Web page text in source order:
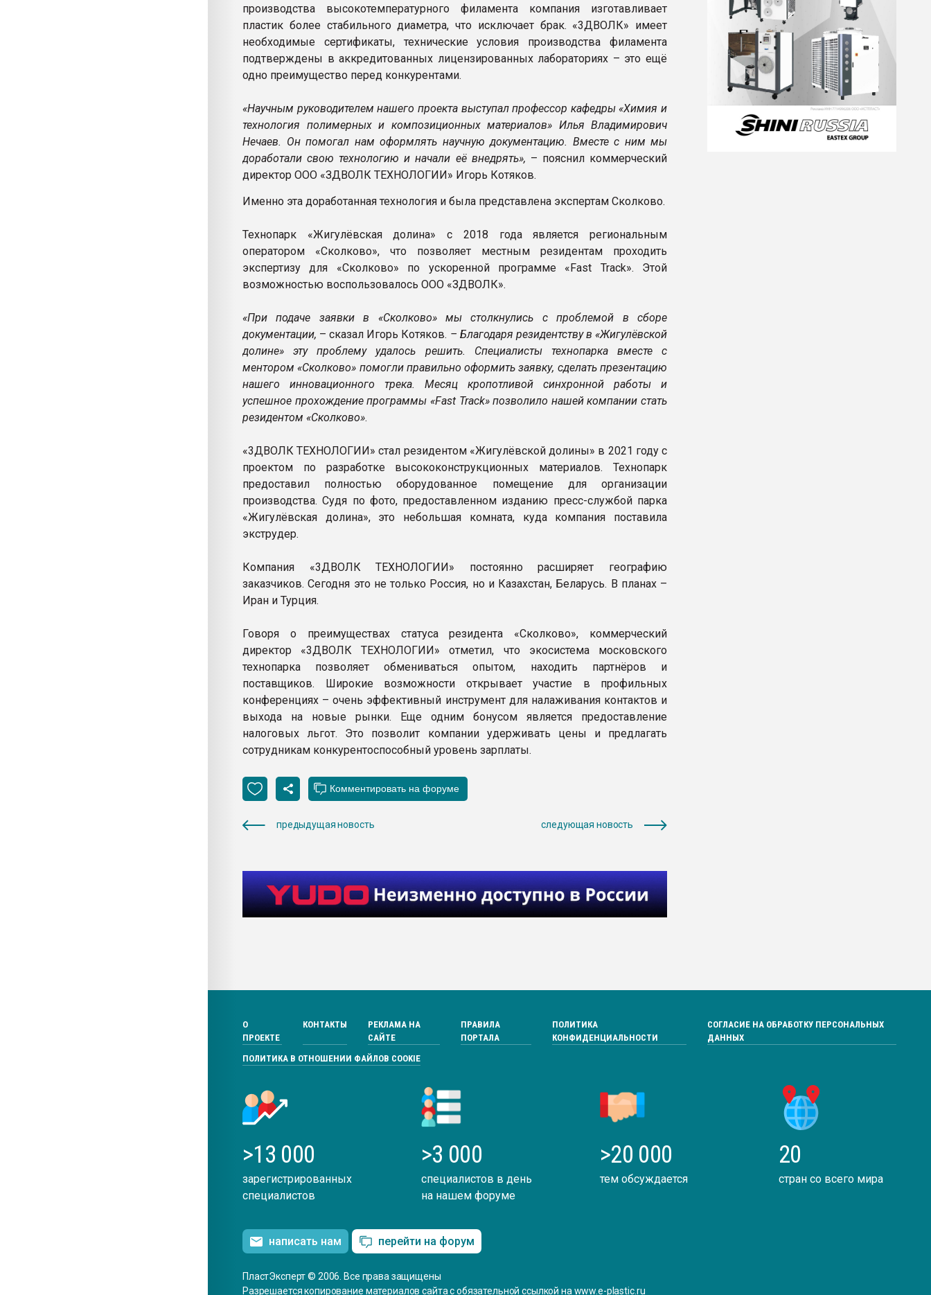
производства высокотемпературного филамента компания изготавливает
пластик более стабильного диаметра, что исключает брак. «3ДВОЛК» имеет
необходимые сертификаты, технические условия производства филамента
подтверждены в аккредитованных лицензированных лабораториях – это ещё
одно преимущество перед конкурентами.
«Научным руководителем нашего проекта выступал профессор кафедры «Химия и
технология полимерных и композиционных материалов» Илья Владимирович
Нечаев. Он помогал нам оформлять научную документацию. Вместе с ним мы
доработали свою технологию и начали её внедрять», – пояснил коммерческий
директор ООО «ЗДВОЛК ТЕХНОЛОГИИ» Игорь Котяков.
Именно эта доработанная технология и была представлена экспертам Сколково.
Технопарк «Жигулёвская долина» с 2018 года является региональным
оператором «Сколково», что позволяет местным резидентам проходить
экспертизу для «Сколково» по ускоренной программе «Fast Track». Этой
возможностью воспользовалось ООО «ЗДВОЛК».
«При подаче заявки в «Сколково» мы столкнулись с проблемой в сборе
документации, – сказал Игорь Котяков. – Благодаря резидентству в «Жигулёвской
долине» эту проблему удалось решить. Специалисты технопарка вместе с
ментором «Сколково» помогли правильно оформить заявку, сделать презентацию
нашего инновационного трека. Месяц кропотливой синхронной работы и
успешное прохождение программы «Fast Track» позволило нашей компании стать
резидентом «Сколково».
«3ДВОЛК ТЕХНОЛОГИИ» стал резидентом «Жигулёвской долины» в 2021 году с
проектом по разработке высококонструкционных материалов. Технопарк
предоставил полностью оборудованное помещение для организации
производства. Судя по фото, предоставленном изданию пресс-службой парка
«Жигулёвская долина», это небольшая комната, куда компания поставила
экструдер.
Компания «3ДВОЛК ТЕХНОЛОГИИ» постоянно расширяет географию
заказчиков. Сегодня это не только Россия, но и Казахстан, Беларусь. В планах –
Иран и Турция.
Говоря о преимуществах статуса резидента «Сколково», коммерческий
директор «3ДВОЛК ТЕХНОЛОГИИ» отметил, что экосистема московского
технопарка позволяет обмениваться опытом, находить партнёров и
поставщиков. Широкие возможности открывает участие в профильных
конференциях – очень эффективный инструмент для налаживания контактов и
выхода на новые рынки. Еще одним бонусом является предоставление
налоговых льгот. Это позволит компании удерживать цены и предлагать
сотрудникам конкурентоспособный уровень зарплаты.
предыдущая новость следующая новость
О
ПРОЕКТЕ
КОНТАКТЫ
РЕКЛАМА НА
САЙТЕ
ПРАВИЛА
ПОРТАЛА
ПОЛИТИКА
КОНФИДЕНЦИАЛЬНОСТИ
СОГЛАСИЕ НА ОБРАБОТКУ ПЕРСОНАЛЬНЫХ
ДАННЫХ
ПОЛИТИКА В ОТНОШЕНИИ ФАЙЛОВ COOKIE
>13 000
зарегистрированных
специалистов
>3 000
специалистов в день
на нашем форуме
>20 000
тем обсуждается
20
стран со всего мира
написать нам перейти на форум
ПластЭксперт © 2006. Все права защищены
Разрешается копирование материалов сайта с обязательной ссылкой на www.e-plastic.ru